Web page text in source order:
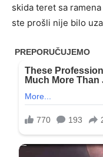
skida teret sa
ste prošli nije bilo